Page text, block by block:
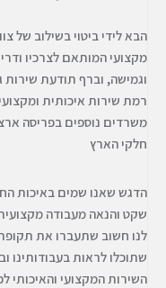
font_download סמן
הבא לידי ביטוי בשילוב של
מקצועי המותאם לצרכיו
וגמישה, וברף תודעת שירות
רמת שירות איכותית
משרדים נוספים בפריסה
חלקי הארץ
הדגש שאנו שמים באיכות
שקט והנאה מעבודה
לנו חשוב שתעברו את
שתוכלו לראות בעבודותינו
השירות המקצועי והאיכותי